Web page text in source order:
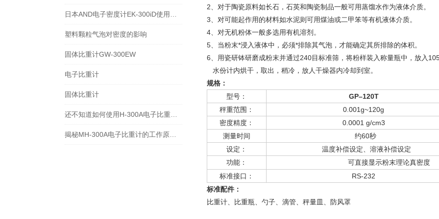
塑料颗粒气泡对密度的影响
固体比重计GW-300EW
电子比重计
固体比重计
2、对于陶瓷原料如长石，石英和陶瓷制品一般可用蒸馏水作为液体介质。
3、对可能起作用的材料如水泥则可用煤油或二甲笨等有机液体介质。
4、对无机粉体一般多选用有机溶剂。
5、当粉末*浸入液体中，必须*排除其气泡，才能确定其所排除的体积。
6、用瓷研钵研磨成粉末并通过240目标准筛，将粉样装入称量瓶中，放入
水份计内烘干，取出，稍冷，放人干燥器内冷却到室。
规格：
型号：
GP–120T
秤重范围：
0.001g~120g
密度精度：
0.0001 g/cm3
测量时间
约60秒
设定：
温度补偿设定、溶液补偿设定
功能：
可直接显示粉末理论真密度
标准接口：
RS-232
标准配件：
比重计、比重瓶、勺子、滴管、秤量皿、防风罩